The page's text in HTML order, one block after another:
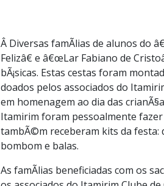
Â Diversas famÃ­lias de alunos do
Felizâ€ e â€œLar Fabiano de
bÃ¡sicas. Estas cestas foram
doados pelos associados do
em homenagem ao dia das
Itamirim foram pessoalmente fazer
tambÃ©m receberam kits da festa:
bombom e balas.
As famÃ­lias beneficiadas com os